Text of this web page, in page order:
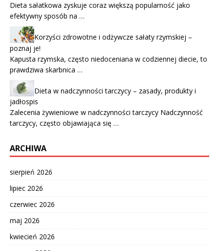
Dieta sałatkowa zyskuje coraz większą popularność jako
efektywny sposób na …
Korzyści zdrowotne i odżywcze sałaty rzymskiej –
poznaj je!
Kapusta rzymska, często niedoceniana w codziennej diecie, to
prawdziwa skarbnica …
Dieta w nadczynności tarczycy – zasady, produkty i
jadłospis
Zalecenia żywieniowe w nadczynności tarczycy Nadczynność
tarczycy, często objawiająca się …
ARCHIWA
sierpień 2026
lipiec 2026
czerwiec 2026
maj 2026
kwiecień 2026